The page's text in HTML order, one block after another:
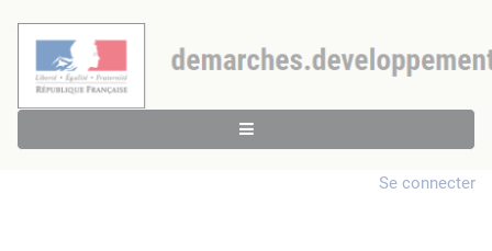
Se connecter